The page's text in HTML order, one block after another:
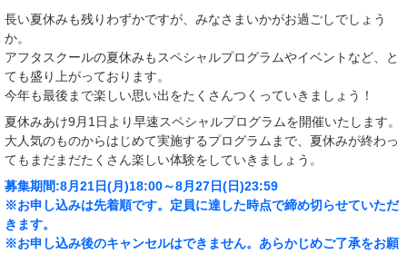
長い夏休みも残りわずかですが、みなさまいかがお過ごしでしょう
か。
アフタスクールの夏休みもスペシャルプログラムやイベントなど、と
ても盛り上がっております。
今年も最後まで楽しい思い出をたくさんつくっていきましょう！
夏休みあけ9月1日より早速スペシャルプログラムを開催いたします。
大人気のものからはじめて実施するプログラムまで、夏休みが終わっ
てもまだまだたくさん楽しい体験をしていきましょう。
募集期間:8月21日(月)18:00～8月27日(日)23:59
※お申し込みは先着順です。定員に達した時点で締め切らせていただ
きます。
※お申し込み後のキャンセルはできません。あらかじめご了承をお願